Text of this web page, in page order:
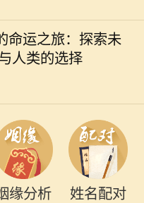
命运之旅：探索未
人类的选择
运之旅：探索未知的未
择 19946年，这一年在
河中似乎显得异常遥
今日的视角向未来展
缘分析 姓名配对